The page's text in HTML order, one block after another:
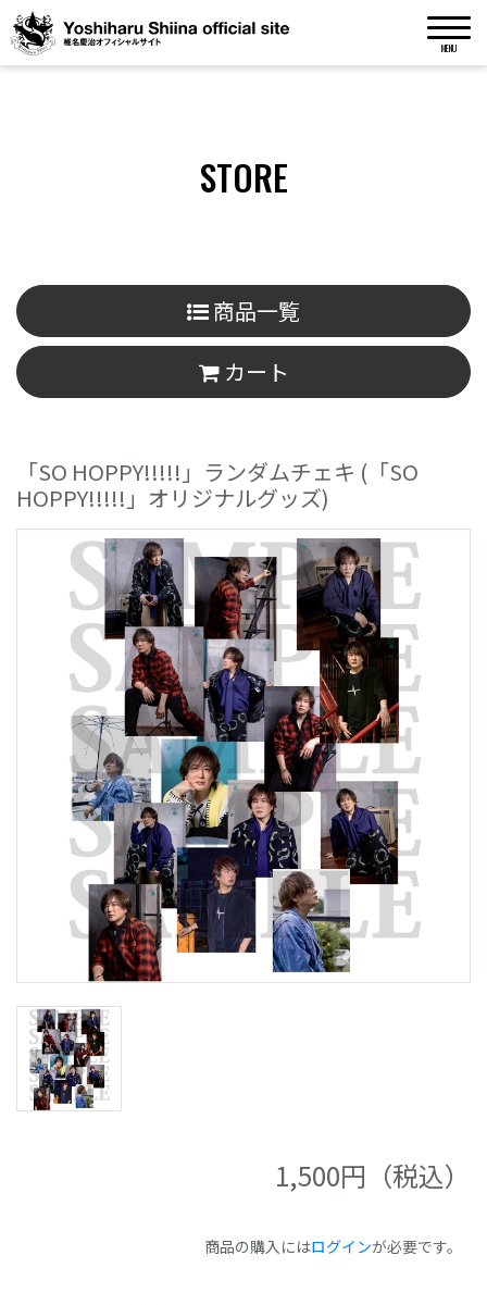
MENU
STORE
商品一覧
カート
「SO HOPPY!!!!!」ランダムチェキ (「SO
HOPPY!!!!!」オリジナルグッズ)
1,500円（税込）
商品の購入にはログインが必要です。